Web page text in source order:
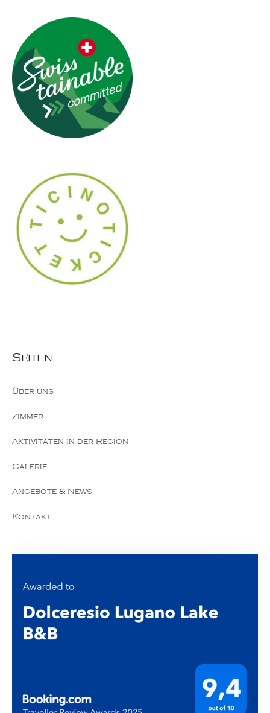
Seiten
Über uns
Zimmer
Aktivitäten in der Region
Galerie
Angebote & News
Kontakt